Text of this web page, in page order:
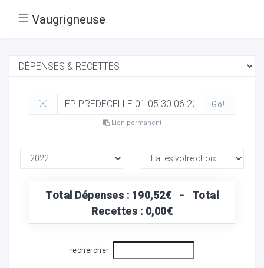
☰ Vaugrigneuse
Go!
Lien permanent
Total Dépenses : 190,52€ - Total
Recettes : 0,00€
rechercher